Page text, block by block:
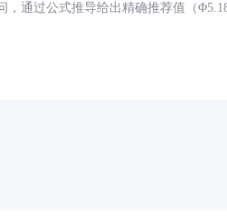
，通过公式推导给出精确推荐值（